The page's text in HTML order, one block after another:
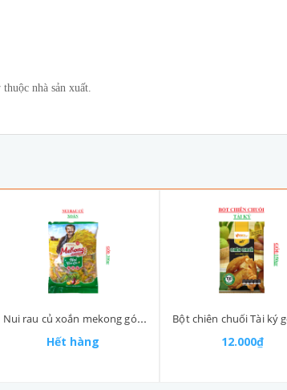
nhà sản xuất.
Nui rau củ xoắn mekong gói 300gr
Hết hàng 12.000₫